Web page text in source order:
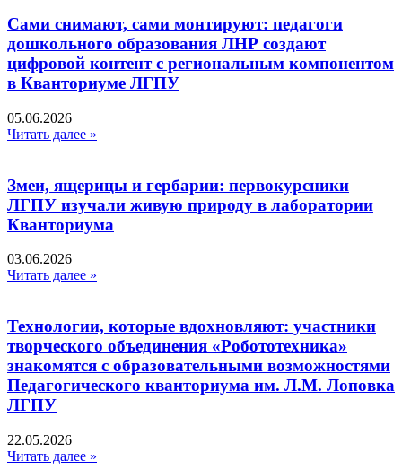
Сами снимают, сами монтируют: педагоги
дошкольного образования ЛНР создают
цифровой контент с региональным компонентом
в Кванториуме ЛГПУ​
05.06.2026
Читать далее »
Змеи, ящерицы и гербарии: первокурсники
ЛГПУ изучали живую природу в лаборатории
Кванториума
03.06.2026
Читать далее »
Технологии, которые вдохновляют: участники
творческого объединения «Робототехника»
знакомятся с образовательными возможностями
Педагогического кванториума им. Л.М. Лоповка
ЛГПУ
22.05.2026
Читать далее »